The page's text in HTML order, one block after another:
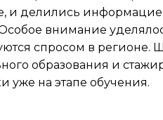
и делились
внимание
спросом в регионе.
образования и
уже на этапе обучения.